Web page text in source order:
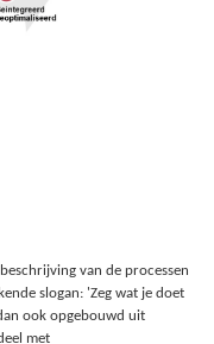
van de processen
slogan: 'Zeg wat je doet
ook opgebouwd uit
met